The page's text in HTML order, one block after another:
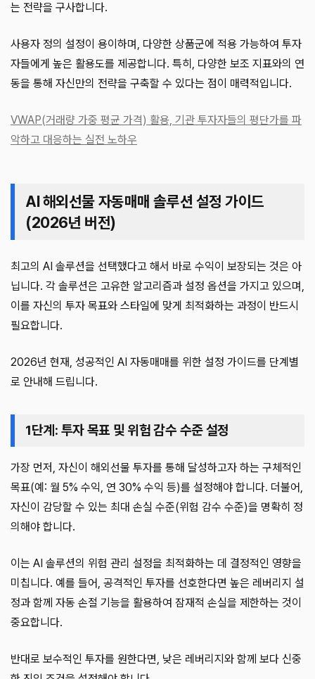
는 전략을 구사합니다.
사용자 정의 설정이 용이하며, 다양한 상품군에 적용 가능하여 투자
자들에게 높은 활용도를 제공합니다. 특히, 다양한 보조 지표와의 연
동을 통해 자신만의 전략을 구축할 수 있다는 점이 매력적입니다.
VWAP(거래량 가중 평균 가격) 활용, 기관 투자자들의 평단가를 파
악하고 대응하는 실전 노하우
AI 해외선물 자동매매 솔루션 설정 가이드
(2026년 버전)
최고의 AI 솔루션을 선택했다고 해서 바로 수익이 보장되는 것은 아
닙니다. 각 솔루션은 고유한 알고리즘과 설정 옵션을 가지고 있으며,
이를 자신의 투자 목표와 스타일에 맞게 최적화하는 과정이 반드시
필요합니다.
2026년 현재, 성공적인 AI 자동매매를 위한 설정 가이드를 단계별
로 안내해 드립니다.
1단계: 투자 목표 및 위험 감수 수준 설정
가장 먼저, 자신이 해외선물 투자를 통해 달성하고자 하는 구체적인
목표(예: 월 5% 수익, 연 30% 수익 등)를 설정해야 합니다. 더불어,
자신이 감당할 수 있는 최대 손실 수준(위험 감수 수준)을 명확히 정
의해야 합니다.
이는 AI 솔루션의 위험 관리 설정을 최적화하는 데 결정적인 영향을
미칩니다. 예를 들어, 공격적인 투자를 선호한다면 높은 레버리지 설
정과 함께 자동 손절 기능을 활용하여 잠재적 손실을 제한하는 것이
중요합니다.
반대로 보수적인 투자를 원한다면, 낮은 레버리지와 함께 보다 신중